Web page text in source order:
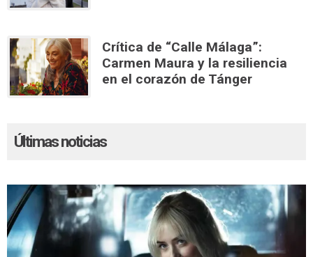
Crítica de “Calle Málaga”:
Carmen Maura y la resiliencia
en el corazón de Tánger
Últimas noticias